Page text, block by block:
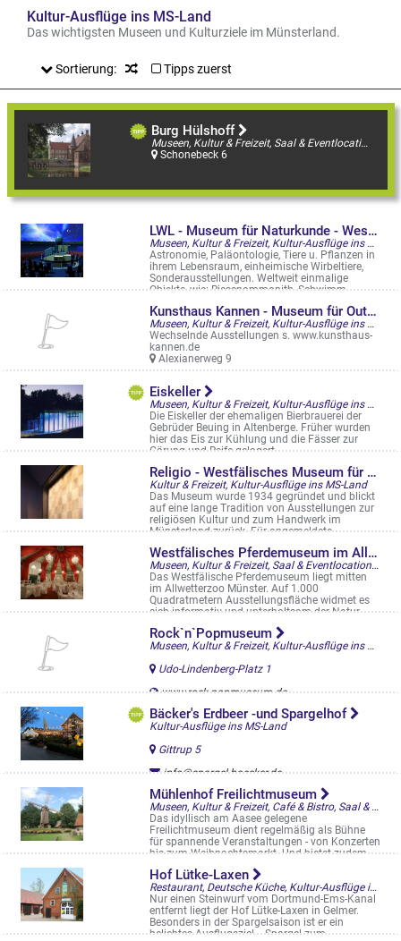
Kultur-Ausflüge ins MS-Land
Das wichtigsten Museen und Kulturziele im Münsterland.
Sortierung: Tipps zuerst
Burg Hülshoff
Museen, Kultur & Freizeit, Saal & Eventlocation, Kultur-Ausflüge ins MS-Land
Schonebeck 6
LWL - Museum für Naturkunde - Westfälisches Landesmuseum mit Planetarium
Museen, Kultur & Freizeit, Kultur-Ausflüge ins MS-Land
Astronomie, Paläontologie, Tiere u. Pflanzen in
ihrem Lebensraum, einheimische Wirbeltiere,
Sonderausstellungen. Weltweit einmalige
Objekte, wie: Riesenammonith, Schwimm ...
Kunsthaus Kannen - Museum für Outsider Art und Art Brut
Museen, Kultur & Freizeit, Kultur-Ausflüge ins MS-Land
Wechselnde Ausstellungen s. www.kunsthaus-
kannen.de
Alexianerweg 9
Eiskeller
Museen, Kultur & Freizeit, Kultur-Ausflüge ins MS-Land, Besichtigungen
Die Eiskeller der ehemaligen Bierbrauerei der
Gebrüder Beuing in Altenberge. Früher wurden
hier das Eis zur Kühlung und die Fässer zur
Gärung und Reife gelagert. ...
Religio - Westfälisches Museum für religiöse Kultur
Kultur & Freizeit, Kultur-Ausflüge ins MS-Land
Das Museum wurde 1934 gegründet und blickt
auf eine lange Tradition von Ausstellungen zur
religiösen Kultur und zum Handwerk im
Münsterland zurück. Für angemeldete ...
Westfälisches Pferdemuseum im Allwetterzoo
Museen, Kultur & Freizeit, Saal & Eventlocation, Kultur-Ausflüge ins MS-Land
Das Westfälische Pferdemuseum liegt mitten
im Allwetterzoo Münster. Auf 1.000
Quadratmetern Ausstellungsfläche widmet es
sich informativ und unterhaltsam der Natur- ...
Rock`n`Popmuseum
Museen, Kultur & Freizeit, Kultur-Ausflüge ins MS-Land
Udo-Lindenberg-Platz 1
www.rock-popmuseum.de
Bäcker's Erdbeer -und Spargelhof
Kultur-Ausflüge ins MS-Land
Gittrup 5
info@spargel-baecker.de
Mühlenhof Freilichtmuseum
Museen, Kultur & Freizeit, Café & Bistro, Saal & Eventlocation, Kultur-Ausflüge ins MS-Land
Das idyllisch am Aasee gelegene
Freilichtmuseum dient regelmäßig als Bühne
für spannende Veranstaltungen - von Konzerten
bis zum Weihnachtsmarkt. Und bietet zudem ...
Hof Lütke-Laxen
Restaurant, Deutsche Küche, Kultur-Ausflüge ins MS-Land
Nur einen Steinwurf vom Dortmund-Ems-Kanal
entfernt liegt der Hof Lütke-Laxen in Gelmer.
Besonders in der Spargelsaison ist er ein
beliebtes Ausflugsziel. . Spargel zum ...